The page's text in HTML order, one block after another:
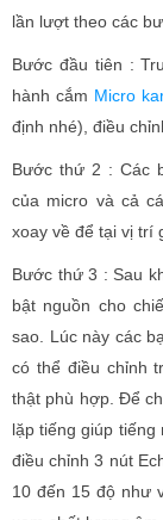
lần lượt theo các
Bước đầu tiên :
hành cắm Micro
định nhé), điều
Bước thứ 2 : Các
của micro và cả
xoay về để tại vị trí
Bước thứ 3 : Sau
bật nguồn cho
sao. Lúc này các
có thể điều chỉnh
thật phù hợp. Để
lặp tiếng giúp tiếng
điều chỉnh 3 nút
10 đến 15 độ như